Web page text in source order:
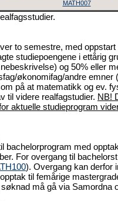
MATH007
to semestre, med oppstart
studiepoengene i ettårig
og 50% eller
økonomifag/andre emner
på at matematikk og ev.
til videre realfagstudier. NB!
aktuelle studieprogram
bachelorprogram med
For overgang til
). Overgang kan derfor
til femårige
må gå via Samordna